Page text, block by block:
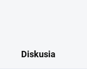
Diskusia